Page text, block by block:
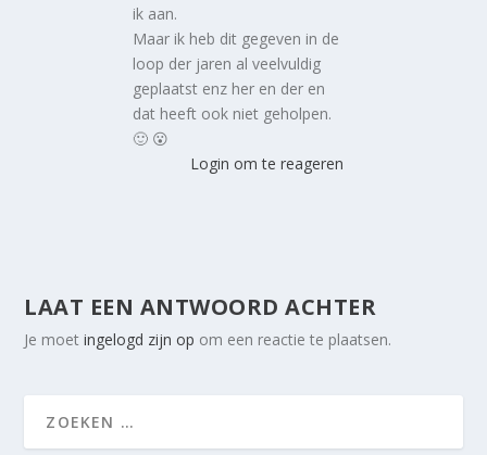
ik aan.
Maar ik heb dit gegeven in de
loop der jaren al veelvuldig
geplaatst enz her en der en
dat heeft ook niet geholpen.
🙂 😮
Login om te reageren
LAAT EEN ANTWOORD ACHTER
Je moetingelogd zijn op om een reactie te plaatsen.